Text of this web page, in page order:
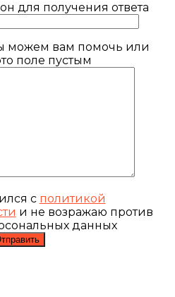
для получения ответа
можем вам помочь или
поле пустым
с политикой
и не возражаю против
данных